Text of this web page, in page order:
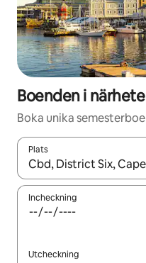
Boenden i
Boka unika
Plats
När resultaten är
Incheckning
Utcheckning